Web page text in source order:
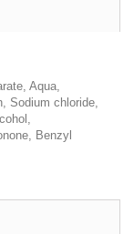
Aqua,
Sodium chloride,
Benzyl